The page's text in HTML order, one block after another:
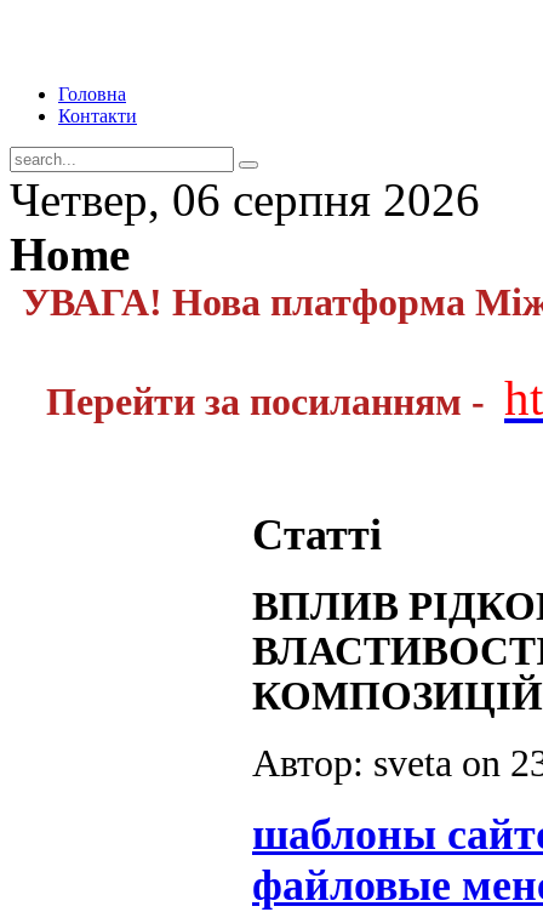
Головна
Контакти
Четвер, 06 серпня 2026
Home
УВАГА! Нова платформа
Перейти за посиланням -
Статті
ВПЛИВ
КОМПОЗИЦІЙ
Автор: sveta on
шаблоны
файловые